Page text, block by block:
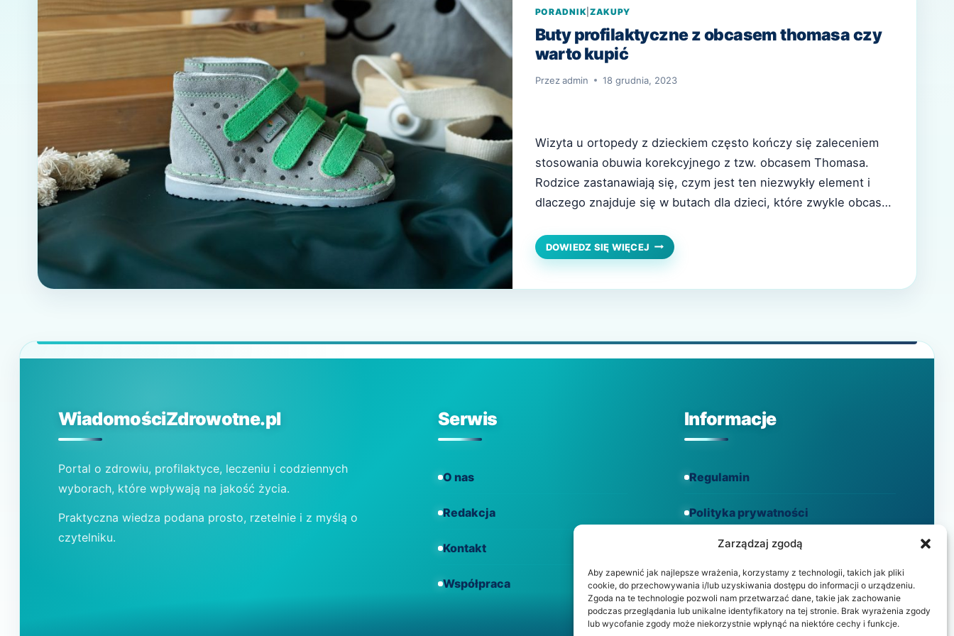
Zarządzaj zgodą
Aby zapewnić jak najlepsze wrażenia, korzystamy z technologii, takich jak pliki
cookie, do przechowywania i/lub uzyskiwania dostępu do informacji o urządzeniu.
Zgoda na te technologie pozwoli nam przetwarzać dane, takie jak zachowanie
podczas przeglądania lub unikalne identyfikatory na tej stronie. Brak wyrażenia zgody
lub wycofanie zgody może niekorzystnie wpłynąć na niektóre cechy i funkcje.
PORADNIK ZAKUPY
Buty profilaktyczne z obcasem thomasa czy
warto kupić
Przez admin 18 grudnia, 2023
Wizyta u ortopedy z dzieckiem często kończy się zaleceniem
stosowania obuwia korekcyjnego z tzw. obcasem Thomasa.
Rodzice zastanawiają się, czym jest ten niezwykły element i
dlaczego znajduje się w butach dla dzieci, które zwykle obcasy
obuwia profilaktycznego, zasługuje na bliższe przyjrzenie się.
Przyjrzymy się jego roli i…
DOWIEDZ SIĘ WIĘCEJ BUTY
PROFILAKTYCZNE
KUPIĆ
WiadomościZdrowotne.pl
Portal o zdrowiu, profilaktyce, leczeniu i codziennych
wyborach, które wpływają na jakość życia.
Praktyczna wiedza podana prosto, rzetelnie i z myślą o
czytelniku.
Serwis
O nas
Redakcja
Kontakt
Współpraca
Informacje
Regulamin
Polityka prywatności
Polityka cookies